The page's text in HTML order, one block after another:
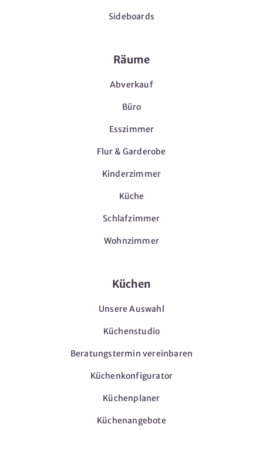
Sideboards
Räume
Abverkauf
Büro
Esszimmer
Flur & Garderobe
Kinderzimmer
Küche
Schlafzimmer
Wohnzimmer
Küchen
Unsere Auswahl
Küchenstudio
Beratungstermin vereinbaren
Küchenkonfigurator
Küchenplaner
Küchenangebote